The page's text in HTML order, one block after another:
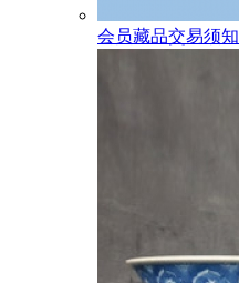
会员藏品交易须知